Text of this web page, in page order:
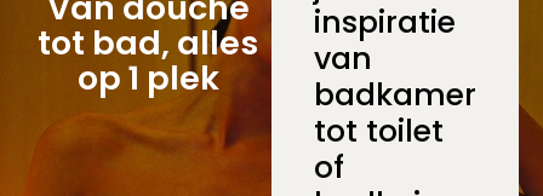
of
badkuip
Bekijk de collectie